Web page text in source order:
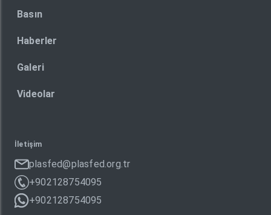
Basın
Haberler
Galeri
Videolar
İletişim
plasfed@plasfed.org.tr
+902128754095
+902128754095